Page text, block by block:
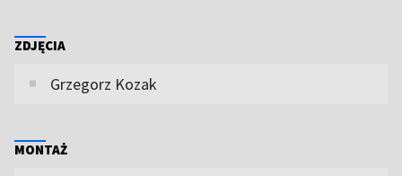
ZDJĘCIA
Grzegorz Kozak
MONTAŻ